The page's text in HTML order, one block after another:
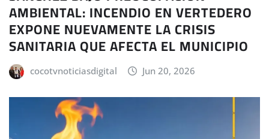
AMBIENTAL: INCENDIO EN VERTEDERO
EXPONE NUEVAMENTE LA CRISIS
SANITARIA QUE AFECTA EL MUNICIPIO
cocotvnoticiasdigital Jun 20, 2026